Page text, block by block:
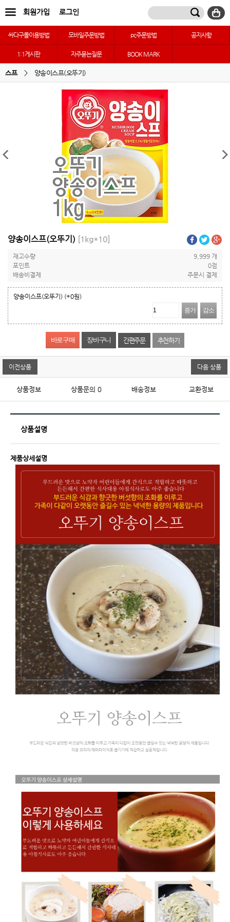
회원가입 로그인
싸다구몰이용방법 모바일주문방법 pc주문방법 공지사항
1:1게시판 자주묻는질문 BOOK MARK
스프 > 양송이스프(오뚜기)
양송이스프(오뚜기) [1kg*10]
재고수량
9,999 개
포인트
0점
배송비결제
주문시 결제
양송이스프(오뚜기) (+0원)
증가
감소
간편주문 추천하기
이전상품 다음 상품
상품정보 상품문의 0 배송정보 교환정보
상품설명
제품상세설명